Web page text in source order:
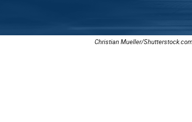
Christian Mueller/